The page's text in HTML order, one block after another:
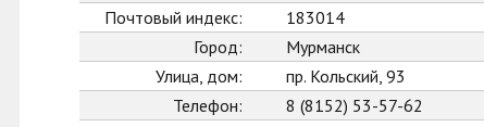
Почтовый индекс:
183014
Город:
Мурманск
Улица, дом:
пр. Кольский, 93
Телефон:
8 (8152) 53-57-62